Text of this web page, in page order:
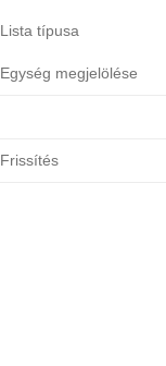
Lista típusa
Egység megjelölése
Frissítés